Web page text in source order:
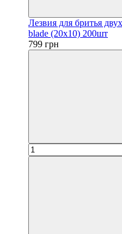
Лезвия для бритья
blade (20x10) 200шт
799 грн